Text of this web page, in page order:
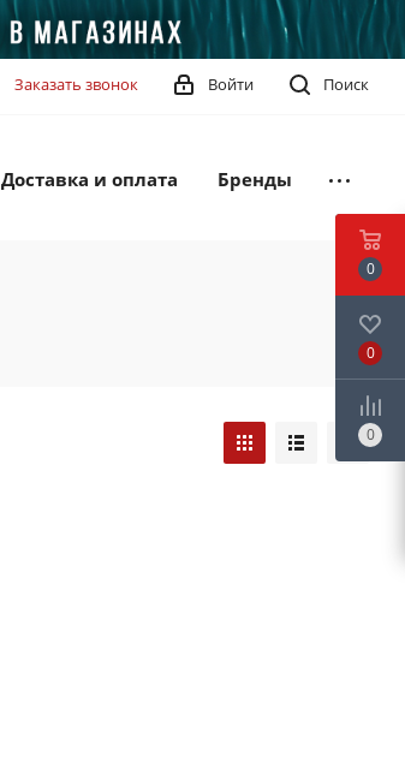
Поиск
Войти
Заказать звонок
Доставка и оплата Бренды
0
0
0